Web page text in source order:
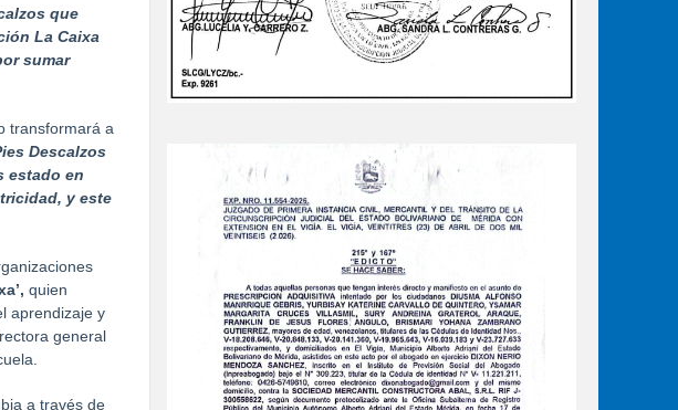
que
La Caixa
sumar
transformará a
Descalzos
estado en
y este
quien
aprendizaje y
general
a través de